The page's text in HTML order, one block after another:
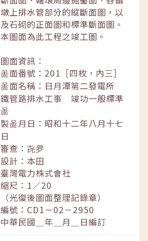
墩上排水管部分的縱斷面圖，以
及石砌的正面圖和標準斷面圖。
本圖面為此工程之竣工圖。
圖面資訊：
啚面番號：201［四枚，內三］
啚面名稱：日月潭第二發電所
鐵管路排水工事 竣功一般標準
啚
製啚月日：昭和十二年八月十七
日
審查：㐂夛
設計：本田
臺灣電力株式會社
縮尺：1／20
（光復後圖面整理記錄章）
編號：CD1－02－2950
中華民國＿年＿月＿日編訂